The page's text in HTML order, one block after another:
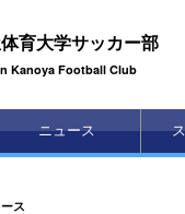
育大学サッカー部
Kanoya Football Club
ニュース
ス